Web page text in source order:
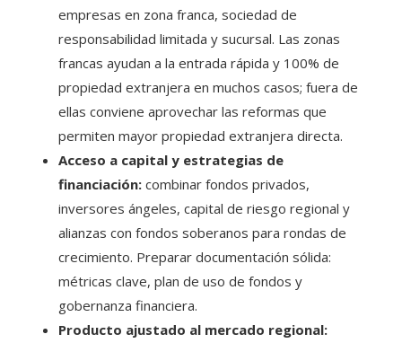
empresas en zona franca, sociedad de
responsabilidad limitada y sucursal. Las zonas
francas ayudan a la entrada rápida y 100% de
propiedad extranjera en muchos casos; fuera de
ellas conviene aprovechar las reformas que
permiten mayor propiedad extranjera directa.
Acceso a capital y estrategias de
financiación: combinar fondos privados,
inversores ángeles, capital de riesgo regional y
alianzas con fondos soberanos para rondas de
crecimiento. Preparar documentación sólida:
métricas clave, plan de uso de fondos y
gobernanza financiera.
Producto ajustado al mercado regional: